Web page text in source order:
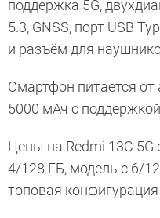
поддержка 5G,
5.3, GNSS, порт USB
и разъём для
Смартфон питается
5000 мАч с
Цены на Redmi 13C 5G
4/128 ГБ, модель с 6/
топовая